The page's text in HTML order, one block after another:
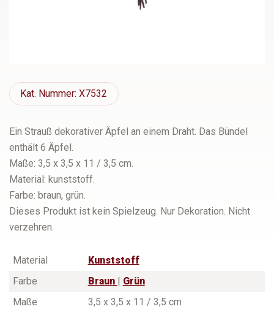
Kat. Nummer: X7532
Ein Strauß dekorativer Äpfel an einem Draht. Das Bündel
enthält 6 Äpfel.
Maße: 3,5 x 3,5 x 11 / 3,5 cm.
Material: kunststoff.
Farbe: braun, grün.
Dieses Produkt ist kein Spielzeug. Nur Dekoration. Nicht
verzehren.
Material
Kunststoff
Farbe
Braun
Grün
Maße
3,5 x 3,5 x 11 / 3,5 cm